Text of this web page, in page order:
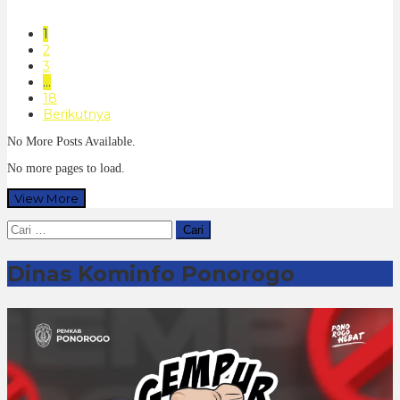
1
2
3
…
18
Berikutnya
No More Posts Available.
No more pages to load.
View More
Cari
untuk:
Dinas Kominfo Ponorogo